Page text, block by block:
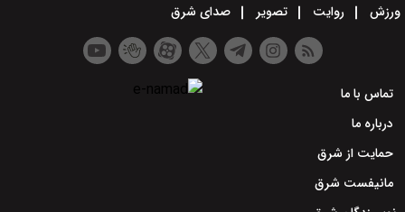
ورزش
روایت تصویر صدای شرق
تماس با ما
درباره ما
حمایت از شرق
مانیفست شرق